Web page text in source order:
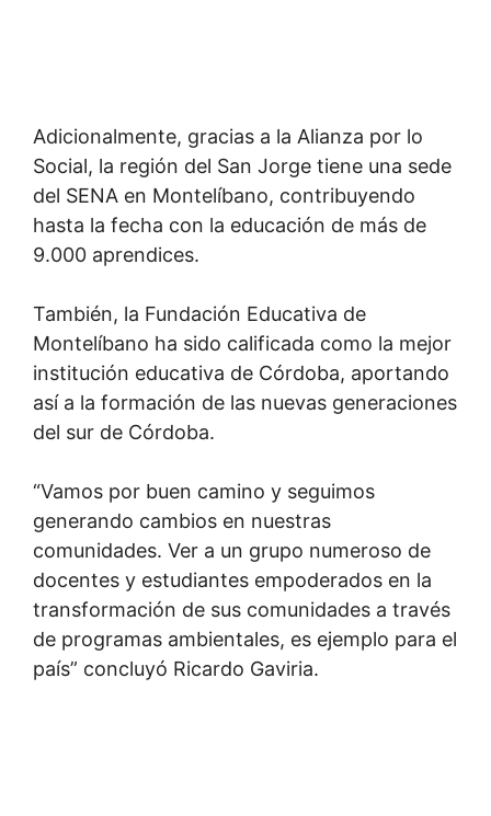
Adicionalmente, gracias a la Alianza por lo
Social, la región del San Jorge tiene una sede
del SENA en Montelíbano, contribuyendo
hasta la fecha con la educación de más de
9.000 aprendices.
También, la Fundación Educativa de
Montelíbano ha sido calificada como la mejor
institución educativa de Córdoba, aportando
así a la formación de las nuevas generaciones
del sur de Córdoba.
“Vamos por buen camino y seguimos
generando cambios en nuestras
comunidades. Ver a un grupo numeroso de
docentes y estudiantes empoderados en la
transformación de sus comunidades a través
de programas ambientales, es ejemplo para el
país” concluyó Ricardo Gaviria.